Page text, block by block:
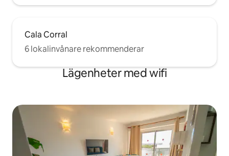
Cala Corral
6 lokalinvånare rekommenderar
Lägenheter med wifi